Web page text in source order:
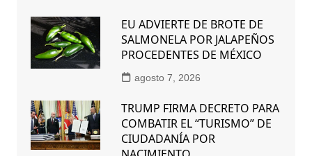
EU ADVIERTE DE BROTE DE
SALMONELA POR JALAPEÑOS
PROCEDENTES DE MÉXICO
agosto 7, 2026
TRUMP FIRMA DECRETO PARA
COMBATIR EL “TURISMO” DE
CIUDADANÍA POR